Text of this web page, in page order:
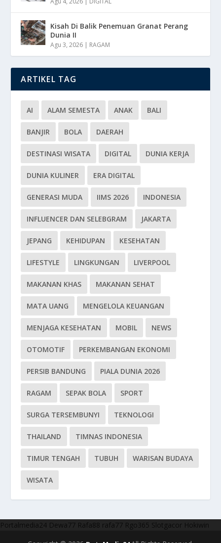
Kisah Di Balik Penemuan Granat Perang
Dunia II
Agu 3, 2026 | RAGAM
ARTIKEL TAG
AI ALAM SEMESTA ANAK BALI
BANJIR BOLA DAERAH
DESTINASI WISATA DIGITAL DUNIA KERJA
DUNIA KULINER ERA DIGITAL
GENERASI MUDA IIMS 2026 INDONESIA
INFLUENCER DAN SELEBGRAM JAKARTA
JEPANG KEHIDUPAN KESEHATAN
LIFESTYLE LINGKUNGAN LIVERPOOL
MAKANAN KHAS MAKANAN SEHAT
MATA UANG MENGELOLA KEUANGAN
MENJAGA KESEHATAN MOBIL NEWS
OTOMOTIF PERKEMBANGAN EKONOMI
PERSIB BANDUNG PIALA DUNIA 2026
RAGAM SEPAK BOLA SPORT
SURGA TERSEMBUNYI TEKNOLOGI
THAILAND TIMNAS INDONESIA
TIMUR TENGAH TUBUH WARISAN BUDAYA
WISATA
Portalmedia24 Dewa77 Rafa88 rafa77 Rgo365 Slotgacor Hokiwin